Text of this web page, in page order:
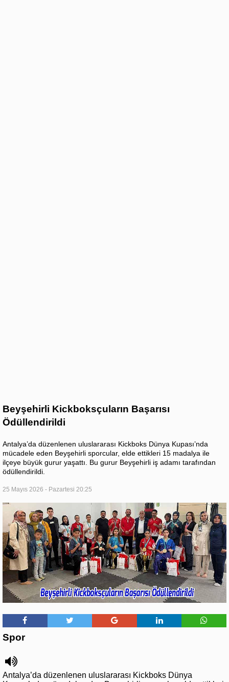
Beyşehirli Kickboksçuların Başarısı
Ödüllendirildi
Antalya’da düzenlenen uluslararası Kickboks Dünya Kupası’nda
mücadele eden Beyşehirli sporcular, elde ettikleri 15 madalya ile
ilçeye büyük gurur yaşattı. Bu gurur Beyşehirli iş adamı tarafından
ödüllendirildi.
25 Mayıs 2026 - Pazartesi 20:25
Spor
Antalya’da düzenlenen uluslararası Kickboks Dünya